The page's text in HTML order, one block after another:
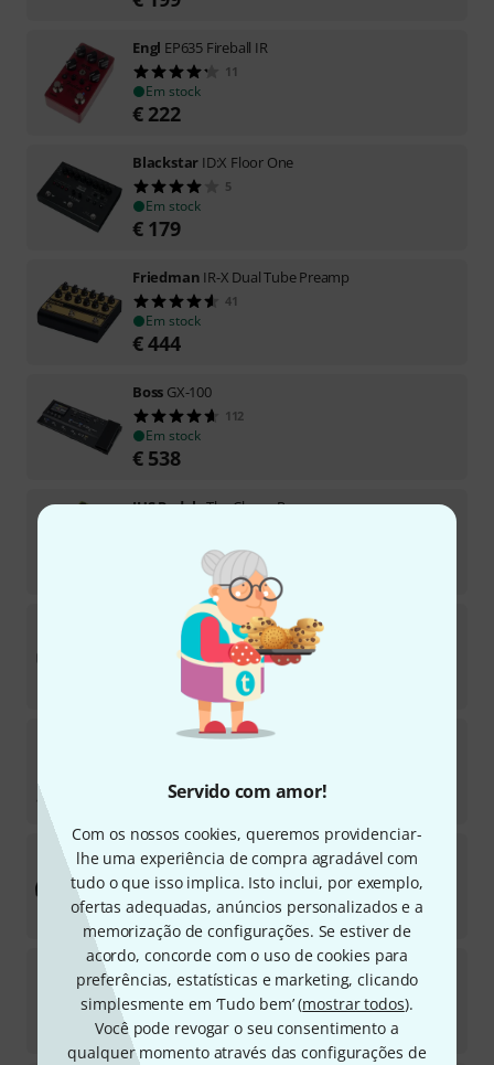
Servido com amor!
Com os nossos cookies, queremos providenciar-
lhe uma experiência de compra agradável com
tudo o que isso implica. Isto inclui, por exemplo,
ofertas adequadas, anúncios personalizados e a
memorização de configurações. Se estiver de
acordo, concorde com o uso de cookies para
preferências, estatísticas e marketing, clicando
simplesmente em ‘Tudo bem’ (mostrar todos).
Você pode revogar o seu consentimento a
qualquer momento através das configurações de
Engl EP635 Fireball IR
11
Em stock
€ 222
Blackstar ID:X Floor One
5
Em stock
€ 179
Friedman IR-X Dual Tube Preamp
41
Em stock
€444
Boss GX-100
112
Em stock
€ 538
JHS PedalsThe Clover Preamp
BluGuitarAmp1 Iridium Edition
33
Em stock
FenderTone Master Pro Bundle
1.659
Friedman IR-D Dual Tube Preamp
Em stock
€495
Two NotesOpus DI, Amp & Cab Sim
38
Em stock
€259